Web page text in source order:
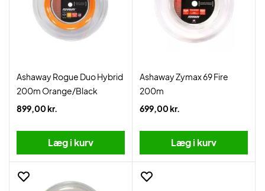
Ashaway Rogue Duo Hybrid
200m Orange/Black
899,00 kr.
Læg i kurv
Ashaway Zymax 69 Fire
200m
699,00 kr.
Læg i kurv